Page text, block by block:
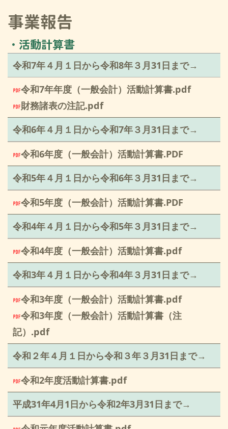
事業報告
・活動計算書
令和7年４月１日から令和8年３月31日まで→
令和7年年度（一般会計）活動計算書.pdf
財務諸表の注記.pdf
令和6年４月１日から令和7年３月31日まで→
令和6年度（一般会計）活動計算書.PDF
令和5年４月１日から令和6年３月31日まで→
令和5年度（一般会計）活動計算書.PDF
令和4年４月１日から令和5年３月31日まで→
令和4年度（一般会計）活動計算書.pdf
令和3年４月１日から令和4年３月31日まで→
令和3年度（一般会計）活動計算書.pdf
令和3年度（一般会計）活動計算書（注
記）.pdf
令和２年４月１日から令和３年３月31日まで→
令和2年度活動計算書.pdf
平成31年4月1日から令和2年3月31日まで→